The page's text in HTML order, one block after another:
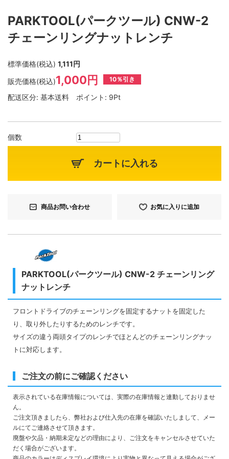
PARKTOOL(パークツール) CNW-2
チェーンリングナットレンチ
標準価格(税込) 1,111円
販売価格(税込)1,000円 10％引き
配送区分: 基本送料 ポイント: 9Pt
個数
カートに入れる
商品お問い合わせ お気に入りに追加
PARKTOOL(パークツール) CNW-2 チェーンリング
ナットレンチ
フロントドライブのチェーンリングを固定するナットを固定した
り、取り外したりするためのレンチです。
サイズの違う両頭タイプのレンチでほとんどのチェーンリングナッ
トに対応します。
ご注文の前にご確認ください
表示されている在庫情報については、実際の在庫情報と連動しておりませ
ん。
ご注文頂きましたら、弊社および仕入先の在庫を確認いたしまして、メー
ルにてご連絡させて頂きます。
廃盤や欠品・納期未定などの理由により、ご注文をキャンセルさせていた
だく場合がございます。